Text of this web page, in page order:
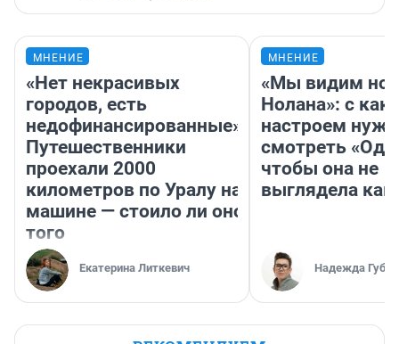
МНЕНИЕ
«Нет некрасивых
городов, есть
недофинансированные».
Путешественники
проехали 2000
километров по Уралу на
машине — стоило ли оно
того
Екатерина Литкевич
МНЕНИЕ
«Мы видим
Нолана»: с
настроем
смотреть
чтобы она не
выглядела как
Надежда